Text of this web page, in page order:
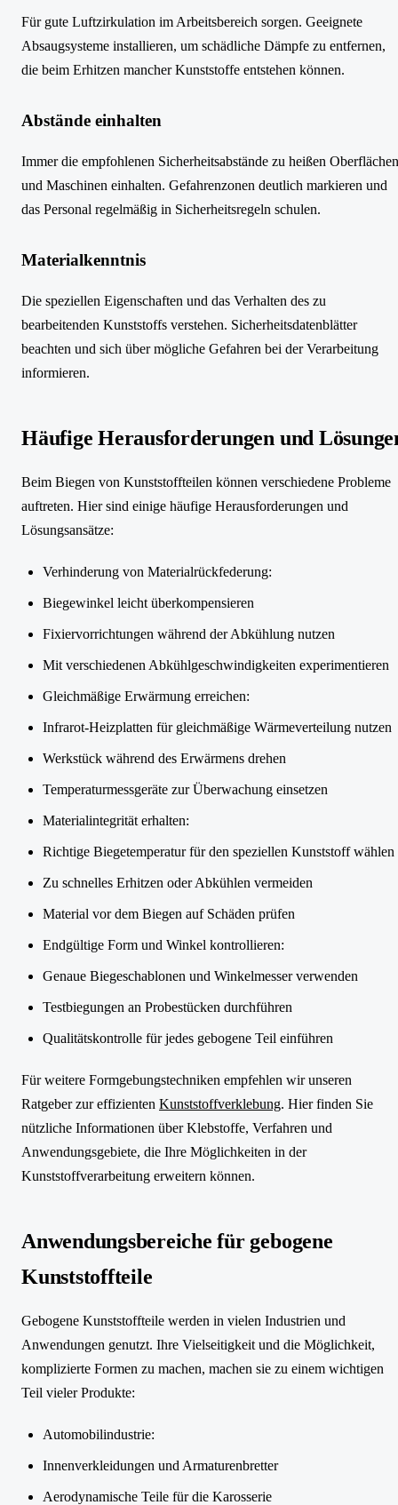
Für gute Luftzirkulation im Arbeitsbereich sorgen. Geeignete
Absaugsysteme installieren, um schädliche Dämpfe zu entfernen,
die beim Erhitzen mancher Kunststoffe entstehen können.
Abstände einhalten
Immer die empfohlenen Sicherheitsabstände zu heißen Oberflächen
und Maschinen einhalten. Gefahrenzonen deutlich markieren und
das Personal regelmäßig in Sicherheitsregeln schulen.
Materialkenntnis
Die speziellen Eigenschaften und das Verhalten des zu
bearbeitenden Kunststoffs verstehen. Sicherheitsdatenblätter
beachten und sich über mögliche Gefahren bei der Verarbeitung
informieren.
Häufige Herausforderungen und
Beim Biegen von Kunststoffteilen können verschiedene Probleme
auftreten. Hier sind einige häufige Herausforderungen und
Lösungsansätze:
Verhinderung von Materialrückfederung:
Biegewinkel leicht überkompensieren
Fixiervorrichtungen während der Abkühlung nutzen
Mit verschiedenen Abkühlgeschwindigkeiten experimentieren
Gleichmäßige Erwärmung erreichen:
Infrarot-Heizplatten für gleichmäßige Wärmeverteilung nutzen
Werkstück während des Erwärmens drehen
Temperaturmessgeräte zur Überwachung einsetzen
Materialintegrität erhalten:
Richtige Biegetemperatur für den speziellen Kunststoff wählen
Zu schnelles Erhitzen oder Abkühlen vermeiden
Material vor dem Biegen auf Schäden prüfen
Endgültige Form und Winkel kontrollieren:
Genaue Biegeschablonen und Winkelmesser verwenden
Testbiegungen an Probestücken durchführen
Qualitätskontrolle für jedes gebogene Teil einführen
Für weitere Formgebungstechniken empfehlen wir unseren
Ratgeber zur effizienten Kunststoffverklebung. Hier finden Sie
nützliche Informationen über Klebstoffe, Verfahren und
Anwendungsgebiete, die Ihre Möglichkeiten in der
Kunststoffverarbeitung erweitern können.
Anwendungsbereiche für gebogene
Kunststoffteile
Gebogene Kunststoffteile werden in vielen Industrien und
Anwendungen genutzt. Ihre Vielseitigkeit und die Möglichkeit,
komplizierte Formen zu machen, machen sie zu einem wichtigen
Teil vieler Produkte:
Automobilindustrie:
Innenverkleidungen und Armaturenbretter
Aerodynamische Teile für die Karosserie